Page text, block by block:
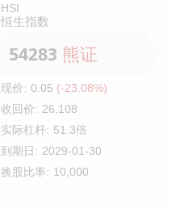
HSI
恒生指数
54283 熊证
现价: 0.05 (-23.08%)
收回价: 26,108
实际杠杆: 51.3倍
到期日: 2029-01-30
换股比率: 10,000